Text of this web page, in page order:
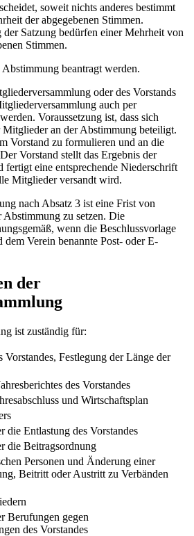
soweit nichts anderes bestimmt
der abgegebenen Stimmen.
Satzung bedürfen einer Mehrheit von
Stimmen.
beantragt werden.
oder des Vorstands
auch per
Voraussetzung ist, dass sich
an der Abstimmung beteiligt.
Vorstand zu formulieren und an die
Vorstand stellt das Ergebnis der
fertigt eine entsprechende Niederschrift
Mitglieder versandt wird.
nach Absatz 3 ist eine Frist von
Abstimmung zu setzen. Die
wenn die Beschlussvorlage
Verein benannte Post- oder E-
der
ist zuständig für:
Festlegung der Länge der
des Vorstandes
und Wirtschaftsplan
die Entlastung des Vorstandes
die Beitragsordnung
Personen und Änderung einer
Beitritt oder Austritt zu Verbänden
Berufungen gegen
des Vorstandes